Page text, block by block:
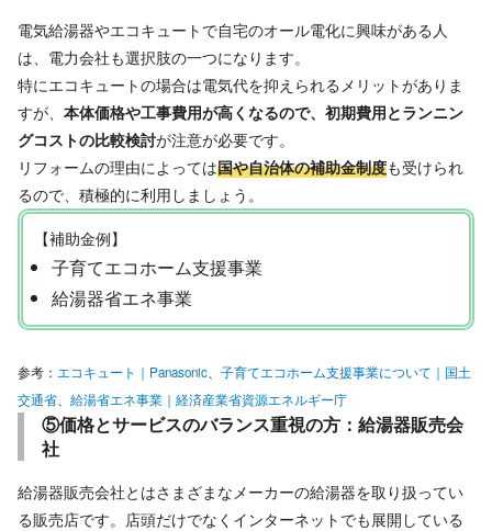
電気給湯器やエコキュートで自宅のオール電化に興味がある人
は、電力会社も選択肢の一つになります。
特にエコキュートの場合は電気代を抑えられるメリットがありま
すが、 本体価格や工事費用が高くなるので、初期費用とランニン
グコストの比較検討が注意が必要です。
リフォームの理由によっては国や自治体の補助金制度も受けられ
るので、積極的に利用しましょう。
【補助金例】
子育てエコホーム支援事業
給湯器省エネ事業
参考： エコキュート｜Panasonic
子育てエコホーム支援事業について｜国土
交通省
給湯省エネ事業｜経済産業省資源エネルギー庁
⑤価格とサービスのバランス重視の方：給湯器販売会
社
給湯器販売会社とはさまざまなメーカーの給湯器を取り扱ってい
る販売店です。店頭だけでなくインターネットでも展開している